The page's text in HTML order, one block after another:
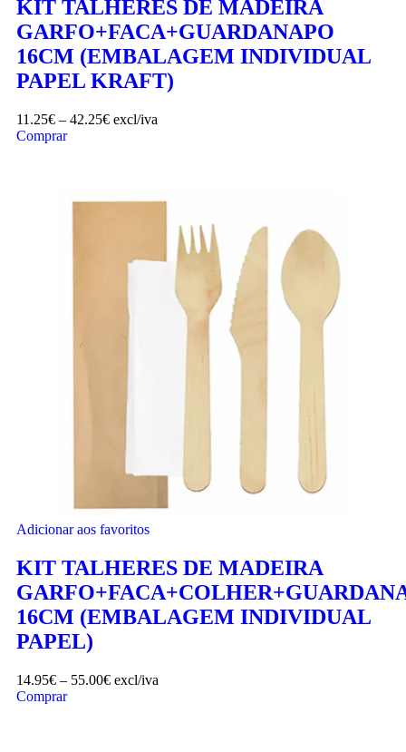
KIT TALHERES DE MADEIRA
GARFO+FACA+GUARDANAPO
16CM (EMBALAGEM INDIVIDUAL
PAPEL KRAFT)
11.25€ – 42.25€ excl/iva
Comprar
Adicionar aos favoritos
KIT TALHERES DE MADEIRA
16CM (EMBALAGEM INDIVIDUAL
PAPEL)
14.95€ – 55.00€ excl/iva
Comprar